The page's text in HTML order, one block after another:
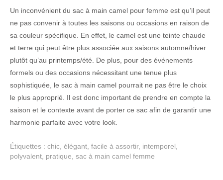
Un inconvénient du sac à main camel pour femme est qu’il peut
ne pas convenir à toutes les saisons ou occasions en raison de
sa couleur spécifique. En effet, le camel est une teinte chaude
et terre qui peut être plus associée aux saisons automne/hiver
plutôt qu’au printemps/été. De plus, pour des événements
formels ou des occasions nécessitant une tenue plus
sophistiquée, le sac à main camel pourrait ne pas être le choix
le plus approprié. Il est donc important de prendre en compte la
saison et le contexte avant de porter ce sac afin de garantir une
harmonie parfaite avec votre look.
Étiquettes : chic élégant facile à assortir, intemporel
polyvalent pratique sac à main camel femme